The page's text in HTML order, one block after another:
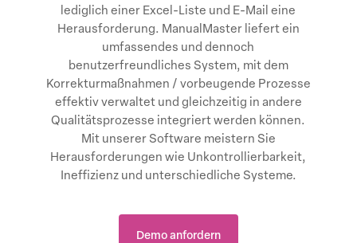
lediglich einer Excel-Liste und E-Mail eine
Herausforderung. ManualMaster liefert ein
umfassendes und dennoch
benutzerfreundliches System, mit dem
Korrekturmaßnahmen / vorbeugende Prozesse
effektiv verwaltet und gleichzeitig in andere
Qualitätsprozesse integriert werden können.
Mit unserer Software meistern Sie
Herausforderungen wie Unkontrollierbarkeit,
Ineffizienz und unterschiedliche Systeme.
Demo anfordern